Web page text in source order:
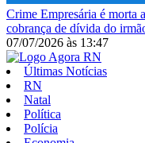
Crime Empresária é morta
cobrança de dívida do
07/07/2026 às 13:47
Últimas Notícias
RN
Natal
Política
Polícia